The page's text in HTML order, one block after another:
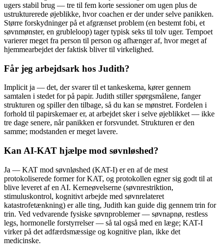
ugers stabil brug — tre til fem korte sessioner om ugen plus de
ustrukturerede øjeblikke, hvor coachen er der under selve panikken.
Større forskydninger på et afgrænset problem (en bestemt fobi, et
søvnmønster, en grubleloop) tager typisk seks til tolv uger. Tempoet
varierer meget fra person til person og afhænger af, hvor meget af
hjemmearbejdet der faktisk bliver til virkelighed.
Får jeg arbejdsark hos Judith?
Implicit ja — det, der svarer til et tankeskema, kører gennem
samtalen i stedet for på papir. Judith stiller spørgsmålene, fanger
strukturen og spiller den tilbage, så du kan se mønstret. Fordelen i
forhold til papirskemaer er, at arbejdet sker i selve øjeblikket — ikke
tre dage senere, når panikken er forsvundet. Strukturen er den
samme; modstanden er meget lavere.
Kan AI-KAT hjælpe mod søvnløshed?
Ja — KAT mod søvnløshed (KAT-I) er en af de mest
protokoliserede former for KAT, og protokollen egner sig godt til at
blive leveret af en AI. Kerneøvelserne (søvnrestriktion,
stimuluskontrol, kognitivt arbejde med søvnrelateret
katastrofetænkning) er alle ting, Judith kan guide dig gennem trin for
trin. Ved vedvarende fysiske søvnproblemer — søvnapnø, restless
legs, hormonelle forstyrrelser — så tal også med en læge; KAT-I
virker på det adfærdsmæssige og kognitive plan, ikke det
medicinske.